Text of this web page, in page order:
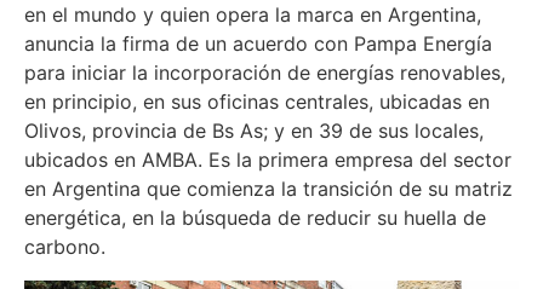
en el mundo y quien opera la marca en Argentina,
anuncia la firma de un acuerdo con Pampa Energía
para iniciar la incorporación de energías renovables,
en principio, en sus oficinas centrales, ubicadas en
Olivos, provincia de Bs As; y en 39 de sus locales,
ubicados en AMBA. Es la primera empresa del sector
en Argentina que comienza la transición de su matriz
energética, en la búsqueda de reducir su huella de
carbono.